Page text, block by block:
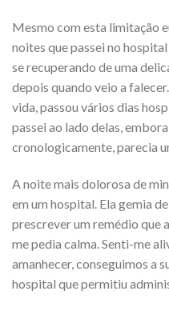
Mesmo com esta limitação
noites que passei no
se recuperando de uma
depois quando veio a
vida, passou vários dias
passei ao lado delas,
cronologicamente, parecia
A noite mais dolorosa de
em um hospital. Ela gemia
prescrever um remédio que
me pedia calma. Senti-me
amanhecer, conseguimos a
hospital que permitiu